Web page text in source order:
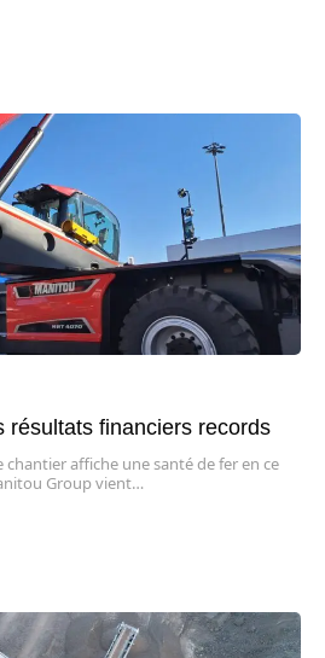
résultats financiers records
chantier affiche une santé de fer en ce
Group vient…